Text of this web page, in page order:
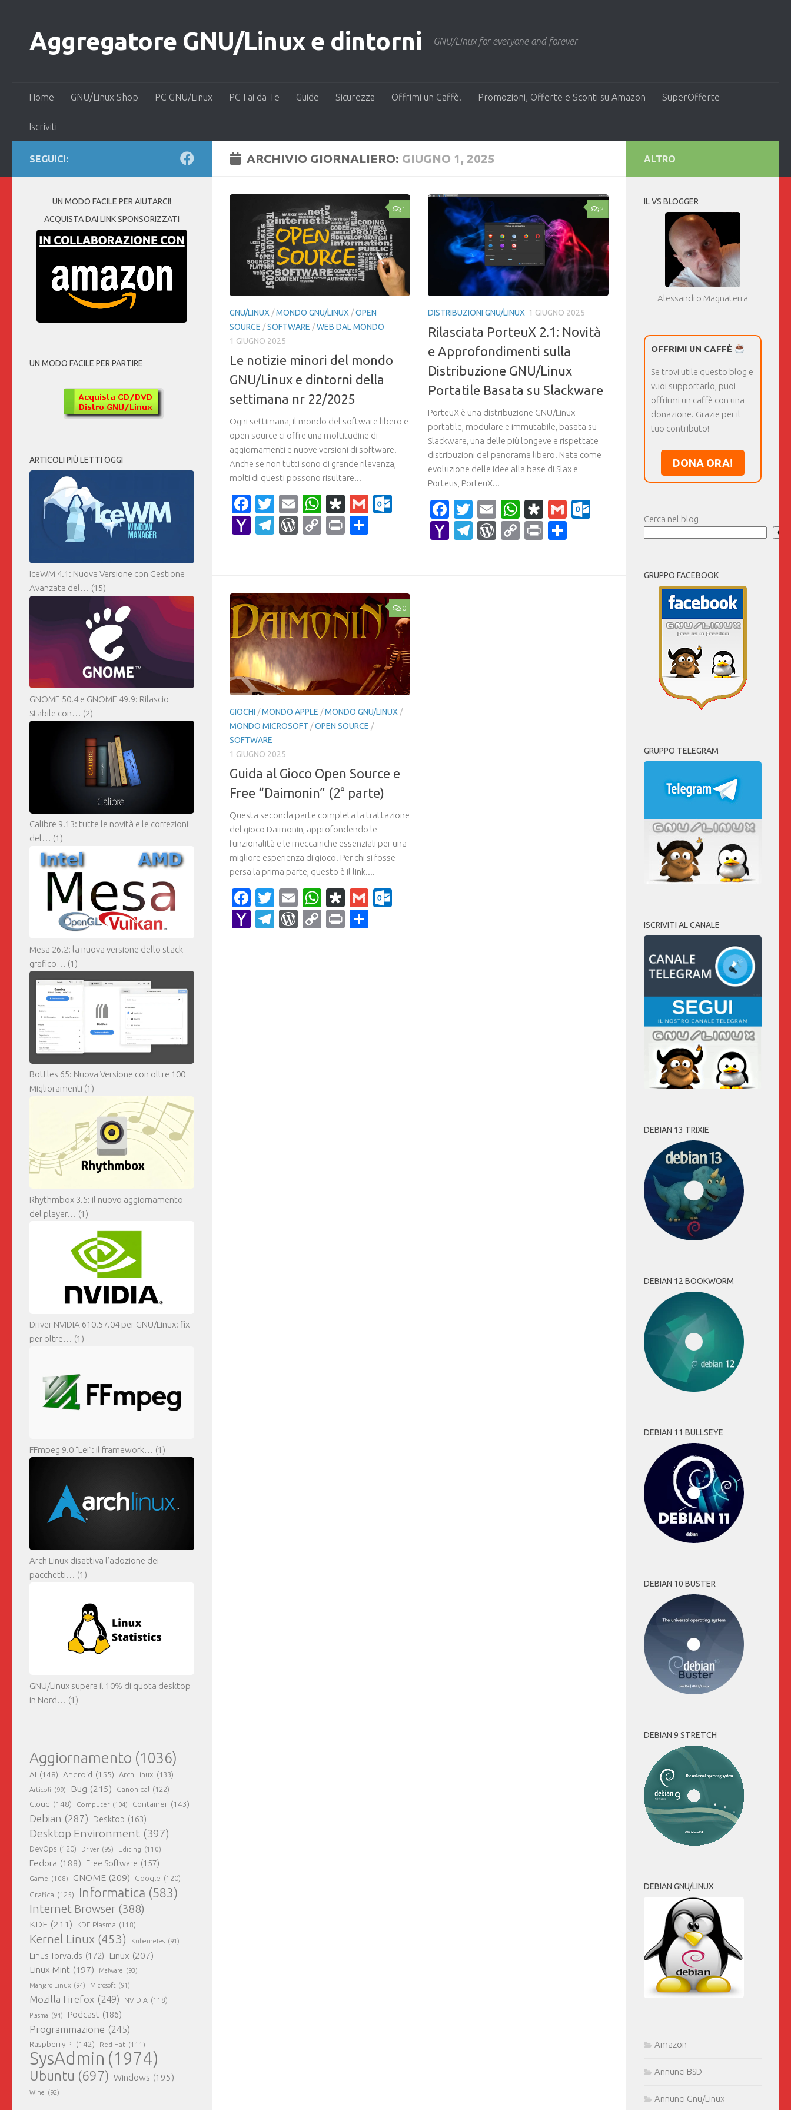
Aggregatore GNU/Linux e dintorni GNU/Linux for everyone and forever
Home GNU/Linux Shop PC GNU/Linux PC Fai da Te Guide Sicurezza Offrimi un Caffè! Promozioni, Offerte e Sconti su Amazon SuperOfferte
Iscriviti
ARCHIVIO GIORNALIERO: GIUGNO 1, 2025
1
GNU/LINUX /MONDO GNU/LINUX /OPEN
SOURCE /SOFTWARE /WEB DAL MONDO
1 GIUGNO 2025
Le notizie minori del mondo
GNU/Linux e dintorni della
settimana nr 22/2025
Ogni settimana, il mondo del software libero e
open source ci offre una moltitudine di
aggiornamenti e nuove versioni di software.
Anche se non tutti sono di grande rilevanza,
molti di questi possono risultare...
Facebook
Twitter
EmailWhatsApp
Diaspora
GmailOutlook.com
YahooTelegram
WordPress
CopyPrintCondividi
2
DISTRIBUZIONI GNU/LINUX 1 GIUGNO 2025
Rilasciata PorteuX 2.1: Novità
e Approfondimenti sulla
Distribuzione GNU/Linux
Portatile Basata su Slackware
PorteuX è una distribuzione GNU/Linux
portatile, modulare e immutabile, basata su
Slackware, una delle più longeve e rispettate
distribuzioni del panorama libero. Nata come
evoluzione delle idee alla base di Slax e
Porteus, PorteuX...
Facebook
Twitter
EmailWhatsApp
Diaspora
Gmail
YahooTelegram
WordPress
CopyPrint
0
GIOCHI /MONDO APPLE /MONDO GNU/LINUX /
MONDO MICROSOFT /OPEN SOURCE /
SOFTWARE
1 GIUGNO 2025
Guida al Gioco Open Source e
Free “Daimonin” (2° parte)
Questa seconda parte completa la trattazione
del gioco Daimonin, approfondendo le
funzionalità e le meccaniche essenziali per una
migliore esperienza di gioco. Per chi si fosse
persa la prima parte, questo è il link....
Facebook
Twitter
EmailWhatsApp
Diaspora
Gmail
YahooTelegram
WordPress
CopyPrint
SEGUICI:
UN MODO FACILE PER AIUTARCI!
ACQUISTA DAI LINK SPONSORIZZATI
UN MODO FACILE PER PARTIRE
ARTICOLI PIÙ LETTI OGGI
IceWM 4.1: Nuova Versione con Gestione
Avanzata del… (15)
GNOME 50.4 e GNOME 49.9: Rilascio
Stabile con… (2)
Calibre 9.13: tutte le novità e le correzioni
del… (1)
Mesa 26.2: la nuova versione dello stack
grafico… (1)
Bottles 65: Nuova Versione con oltre 100
Miglioramenti (1)
Rhythmbox 3.5: il nuovo aggiornamento
del player… (1)
Driver NVIDIA 610.57.04 per GNU/Linux: fix
per oltre… (1)
FFmpeg 9.0 “Lei”: il framework… (1)
Arch Linux disattiva l’adozione dei
pacchetti… (1)
GNU/Linux supera il 10% di quota desktop
in Nord… (1)
Aggiornamento (1036)
AI (148) Android (155) Arch Linux (133)
Articoli (99) Bug (215) Canonical (122)
Cloud (148) Computer (104) Container (143)
Debian (287) Desktop (163)
Desktop Environment (397)
DevOps (120) Driver (95) Editing (110)
Fedora (188) Free Software (157)
Game (108) GNOME (209) Google (120)
Grafica (125) Informatica (583)
Internet Browser (388)
KDE (211) KDE Plasma (118)
Kernel Linux (453) Kubernetes (91)
Linus Torvalds (172) Linux (207)
Linux Mint (197) Malware (93)
Manjaro Linux (94) Microsoft (91)
Mozilla Firefox (249) NVIDIA (118)
Plasma (94) Podcast (186)
Programmazione (245)
Raspberry Pi (142) Red Hat (111)
SysAdmin (1974)
Ubuntu (697) Windows (195)
Wine (92)
ALTRO
IL VS BLOGGER
Alessandro Magnaterra
OFFRIMI UN CAFFÈ
Se trovi utile questo blog e
vuoi supportarlo, puoi
offrirmi un caffè con una
donazione. Grazie per il
tuo contributo!
DONA ORA!
Cerca nel blog
GRUPPO FACEBOOK
GRUPPO TELEGRAM
ISCRIVITI AL CANALE
DEBIAN 13 TRIXIE
DEBIAN 12 BOOKWORM
DEBIAN 11 BULLSEYE
DEBIAN 10 BUSTER
DEBIAN 9 STRETCH
DEBIAN GNU/LINUX
Amazon
Annunci BSD
Annunci Gnu/Linux